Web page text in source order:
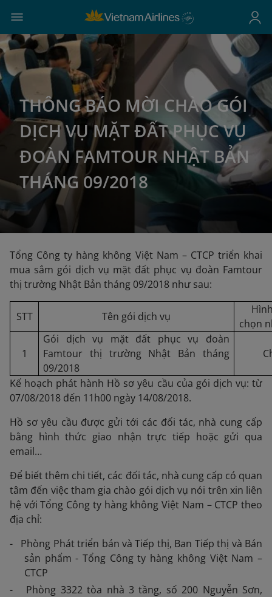
THÔNG BÁO MỜI CHÀO GÓI
DỊCH VỤ MẶT ĐẤT PHỤC VỤ
ĐOÀN FAMTOUR NHẬT BẢN
THÁNG 09/2018
Tổng Công ty hàng không Việt Nam – CTCP triển khai
mua sắm gói dịch vụ mặt đất phục vụ đoàn Famtour
thị trường Nhật Bản tháng 09/2018 như sau:
STT Tên gói dịch vụ
chọn
1
Gói dịch vụ mặt đất phục vụ đoàn
Famtour thị trường Nhật Bản tháng
09/2018
Kế hoạch phát hành Hồ sơ yêu cầu của gói dịch vụ: từ
07/08/2018 đến 11h00 ngày 14/08/2018.
Hồ sơ yêu cầu được gửi tới các đối tác, nhà cung cấp
bằng hình thức giao nhận trực tiếp hoặc gửi qua
email…
Để biết thêm chi tiết, các đối tác, nhà cung cấp có quan
tâm đến việc tham gia chào gói dịch vụ nói trên xin liên
hệ với Tổng Công ty hàng không Việt Nam – CTCP theo
địa chỉ:
- Phòng Phát triển bán và Tiếp thị, Ban Tiếp thị và Bán
sản phẩm - Tổng Công ty hàng không Việt Nam –
CTCP
- Phòng 3322 tòa nhà 3 tầng, số 200 Nguyễn Sơn,